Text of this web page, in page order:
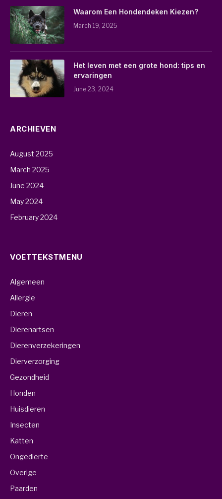
Waarom Een Hondendeken Kiezen?
March 19, 2025
Het leven met een grote hond: tips en
ervaringen
June 23, 2024
ARCHIEVEN
August 2025
March 2025
June 2024
May 2024
February 2024
VOETTEKSTMENU
Algemeen
Allergie
Dieren
Dierenartsen
Dierenverzekeringen
Dierverzorging
Gezondheid
Honden
Huisdieren
Insecten
Katten
Ongedierte
Overige
Paarden